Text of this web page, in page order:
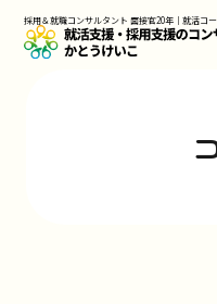
Skip採用＆就職コンサルタント 面接官20年｜就活コ